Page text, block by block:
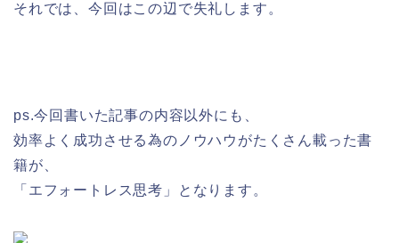
それでは、今回はこの辺で失礼します。
ps.今回書いた記事の内容以外にも、
効率よく成功させる為のノウハウがたくさん載った書
籍が、
「エフォートレス思考」となります。